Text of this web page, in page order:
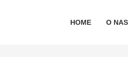
HOME O NAS